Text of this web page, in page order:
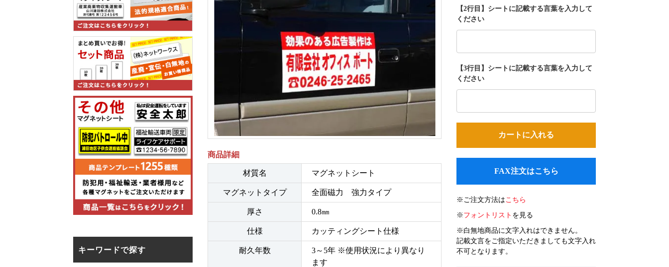
商品詳細
材質名 マグネットシート
マグネットタイプ 全面磁力 強力タイプ
厚さ 0.8㎜
仕様 カッティングシート仕様
耐久年数
3～5年 ※使用状況により異なり
ます
【2行目】シートに記載する言葉を入力して
ください
【3行目】シートに記載する言葉を入力して
ください
FAX注文はこちら
※ご注文方法は こちら
※ フォントリスト を見る
※白無地商品に文字入れはできません。
記載文言をご指定いただきましても文字入れ
不可となります。
キーワードで探す